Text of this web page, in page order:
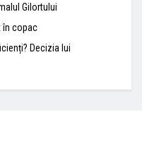
Gilortului
în copac
Decizia lui